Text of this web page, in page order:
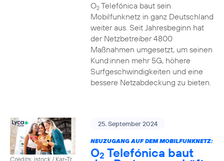
O2Telefónica baut sein
Mobilfunknetz in ganz Deutschland
weiter aus. Seit Jahresbeginn hat
der Netzbetreiber 4800
Maßnahmen umgesetzt, um seinen
Kund:innen mehr 5G, höhere
Surfgeschwindigkeiten und eine
bessere Netzabdeckung zu bieten.
Credits: istock / Kar-Tr
25. September 2024
NEUZUGANG AUF DEM MOBILFUNKNETZ:
O2 Telefónica baut